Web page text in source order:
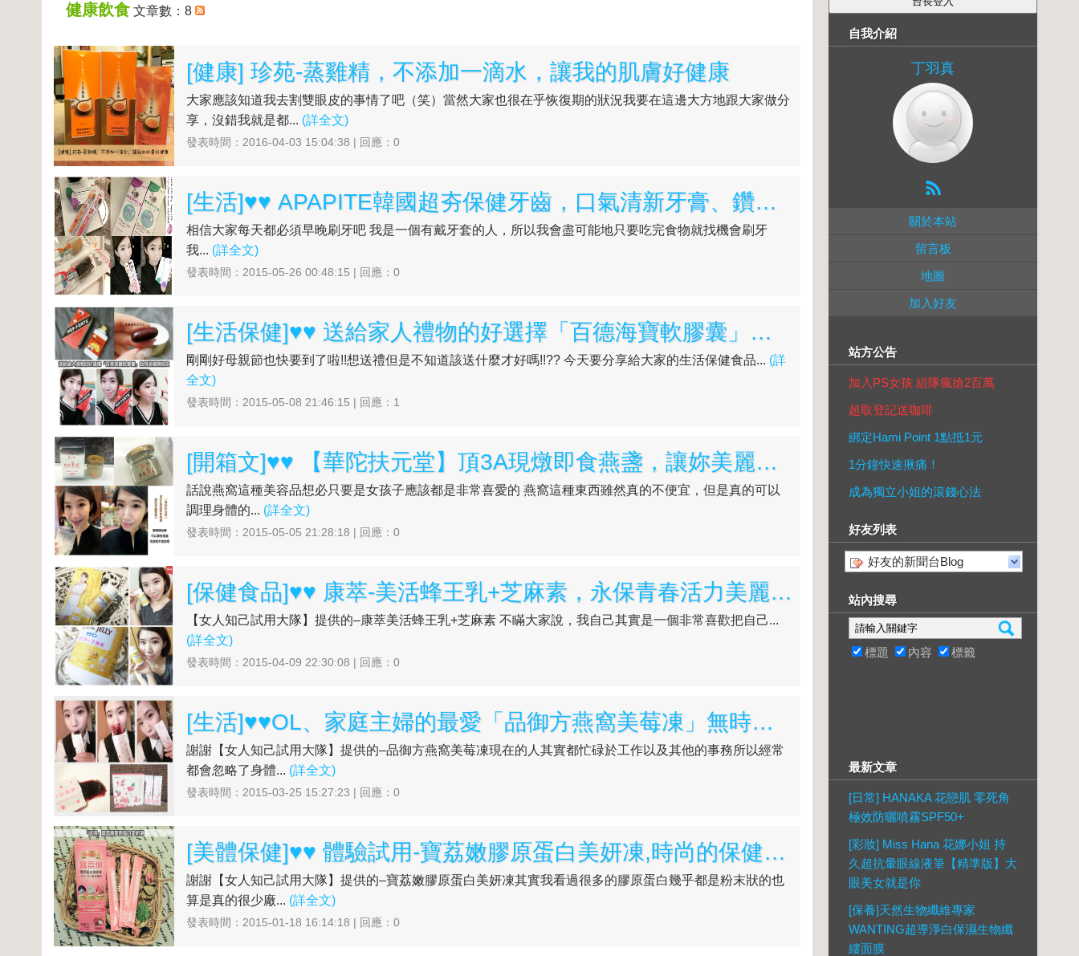
健康飲食 文章數：8
[健康] 珍苑-蒸雞精，不添加一滴水，讓我的肌膚好健康
大家應該知道我去割雙眼皮的事情了吧（笑）當然大家也很在乎恢復期的狀況我要在這邊大方地跟大家做分
享，沒錯我就是都... (詳全文)
發表時間：2016-04-03 15:04:38 | 回應：0
[生活]♥♥ APAPITE韓國超夯保健牙齒，口氣清新牙膏、鑽石系列牙刷讓你擁有鑽石般的笑容!!
相信大家每天都必須早晚刷牙吧 我是一個有戴牙套的人，所以我會盡可能地只要吃完食物就找機會刷牙
我... (詳全文)
發表時間：2015-05-26 00:48:15 | 回應：0
[生活保健]♥♥ 送給家人禮物的好選擇「百德海寶軟膠囊」自用送禮想相宜
剛剛好母親節也快要到了啦!!想送禮但是不知道該送什麼才好嗎!!?? 今天要分享給大家的生活保健食品... (詳
全文)
發表時間：2015-05-08 21:46:15 | 回應：1
[開箱文]♥♥ 【華陀扶元堂】頂3A現燉即食燕盞，讓妳美麗驚豔!!
話說燕窩這種美容品想必只要是女孩子應該都是非常喜愛的 燕窩這種東西雖然真的不便宜，但是真的可以
調理身體的... (詳全文)
發表時間：2015-05-05 21:28:18 | 回應：0
[保健食品]♥♥ 康萃-美活蜂王乳+芝麻素，永保青春活力美麗無齡
【女人知己試用大隊】提供的–康萃美活蜂王乳+芝麻素 不瞞大家說，我自己其實是一個非常喜歡把自己...
(詳全文)
發表時間：2015-04-09 22:30:08 | 回應：0
[生活]♥♥OL、家庭主婦的最愛「品御方燕窩美莓凍」無時無刻都驚艷動人(影)
謝謝【女人知己試用大隊】提供的–品御方燕窩美莓凍現在的人其實都忙碌於工作以及其他的事務所以經常
都會忽略了身體... (詳全文)
發表時間：2015-03-25 15:27:23 | 回應：0
[美體保健]♥♥ 體驗試用-寶荔嫩膠原蛋白美妍凍,時尚的保健輔助品(影)
謝謝【女人知己試用大隊】提供的–寶荔嫩膠原蛋白美妍凍其實我看過很多的膠原蛋白幾乎都是粉末狀的也
算是真的很少廠... (詳全文)
發表時間：2015-01-18 16:14:18 | 回應：0
自我介紹
丁羽真
關於本站
留言板
地圖
加入好友
站方公告
加入PS女孩 組隊瘋搶2百萬
超取登記送咖啡
綁定Hami Point 1點抵1元
1分鐘快速揪痛！
成為獨立小姐的滾錢心法
好友列表
好友的新聞台Blog
站內搜尋
標題 內容 標籤
最新文章
[日常] HANAKA 花戀肌 零死角
極效防曬噴霧SPF50+
[彩妝] Miss Hana 花娜小姐 持
久超抗暈眼線液筆【精準版】大
眼美女就是你
[保養]天然生物纖維專家
WANTING超導淨白保濕生物纖
縷面膜